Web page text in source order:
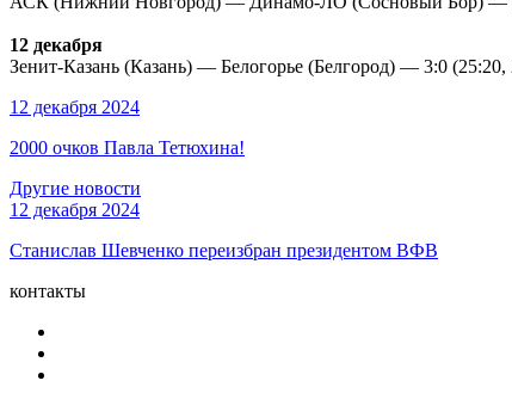
12 декабря
Зенит-Казань (Казань) — Белогорье (Белгород) — 3:0 (25:20,
12 декабря 2024
2000 очков Павла Тетюхина!
Другие новости
12 декабря 2024
Станислав Шевченко переизбран президентом ВФВ
контакты